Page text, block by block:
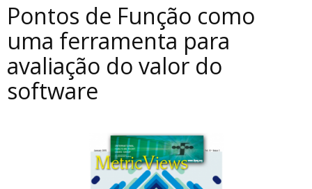
Pontos de Função como
uma ferramenta para
avaliação do valor do
software